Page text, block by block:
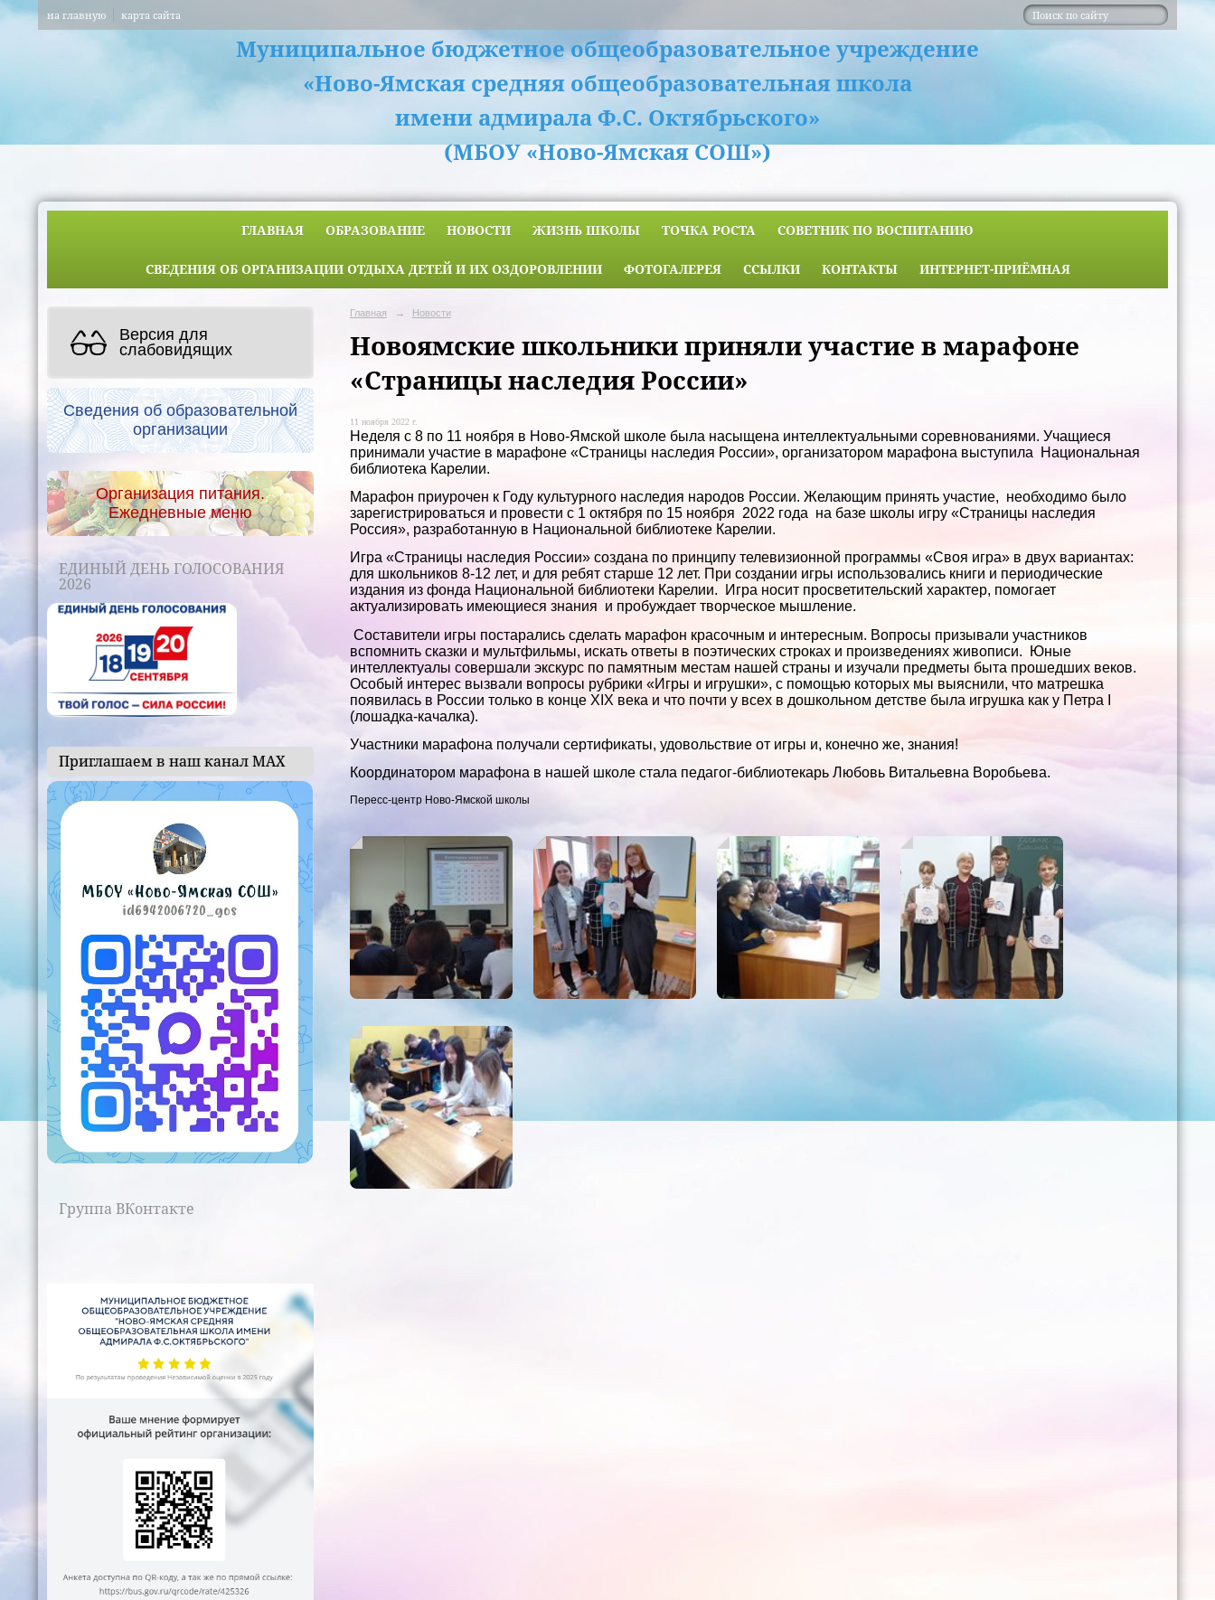
на главную карта сайта
Муниципальное бюджетное общеобразовательное учреждение
«Ново-Ямская средняя общеобразовательная школа
имени адмирала Ф.С. Октябрьского»
(МБОУ «Ново-Ямская СОШ»)
ГЛАВНАЯ ОБРАЗОВАНИЕ НОВОСТИ ЖИЗНЬ ШКОЛЫ ТОЧКА РОСТА СОВЕТНИК ПО ВОСПИТАНИЮ
СВЕДЕНИЯ ОБ ОРГАНИЗАЦИИ ОТДЫХА ДЕТЕЙ И ИХ ОЗДОРОВЛЕНИИ ФОТОГАЛЕРЕЯ ССЫЛКИ КОНТАКТЫ ИНТЕРНЕТ-ПРИЁМНАЯ
Версия для
слабовидящих
Сведения об образовательной
организации
Организация питания.
Ежедневные меню
ЕДИНЫЙ ДЕНЬ ГОЛОСОВАНИЯ
2026
Приглашаем в наш канал МАХ
Группа ВКонтакте
Главная → Новости
Новоямские школьники приняли участие в марафоне
«Страницы наследия России»
11 ноября 2022 г.
Неделя с 8 по 11 ноября в Ново-Ямской школе была насыщена интеллектуальными соревнованиями. Учащиеся
принимали участие в марафоне «Страницы наследия России», организатором марафона выступила Национальная
библиотека Карелии.
Марафон приурочен к Году культурного наследия народов России. Желающим принять участие, необходимо было
зарегистрироваться и провести с 1 октября по 15 ноября 2022 года на базе школы игру «Страницы наследия
Россия», разработанную в Национальной библиотеке Карелии.
Игра «Страницы наследия России» создана по принципу телевизионной программы «Своя игра» в двух вариантах:
для школьников 8-12 лет, и для ребят старше 12 лет. При создании игры использовались книги и периодические
издания из фонда Национальной библиотеки Карелии. Игра носит просветительский характер, помогает
актуализировать имеющиеся знания и пробуждает творческое мышление.
Составители игры постарались сделать марафон красочным и интересным. Вопросы призывали участников
вспомнить сказки и мультфильмы, искать ответы в поэтических строках и произведениях живописи. Юные
интеллектуалы совершали экскурс по памятным местам нашей страны и изучали предметы быта прошедших веков.
Особый интерес вызвали вопросы рубрики «Игры и игрушки», с помощью которых мы выяснили, что матрешка
появилась в России только в конце XIX века и что почти у всех в дошкольном детстве была игрушка как у Петра I
(лошадка-качалка).
Участники марафона получали сертификаты, удовольствие от игры и, конечно же, знания!
Координатором марафона в нашей школе стала педагог-библиотекарь Любовь Витальевна Воробьева.
Пересс-центр Ново-Ямской школы